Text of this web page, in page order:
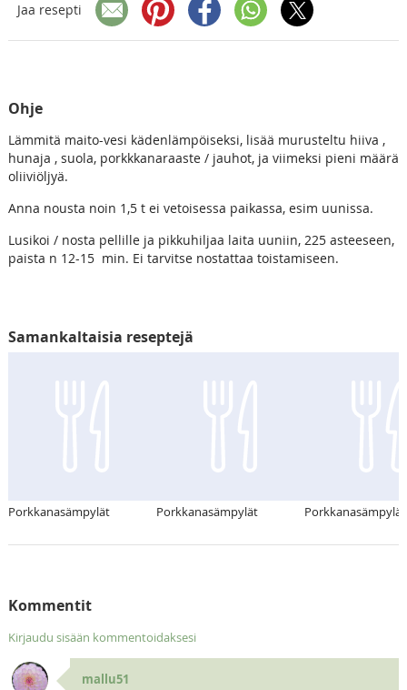
Jaa resepti
Ohje
Lämmitä maito-vesi kädenlämpöiseksi, lisää murusteltu hiiva ,
hunaja , suola, porkkkanaraaste / jauhot, ja viimeksi pieni määrä
oliiviöljyä.
Anna nousta noin 1,5 t ei vetoisessa paikassa, esim uunissa.
Lusikoi / nosta pellille ja pikkuhiljaa laita uuniin, 225 asteeseen,
paista n 12-15 min. Ei tarvitse nostattaa toistamiseen.
Samankaltaisia reseptejä
Porkkanasämpylät Porkkanasämpylät Porkkanasämpylät
Kommentit
Kirjaudu sisään kommentoidaksesi
mallu51